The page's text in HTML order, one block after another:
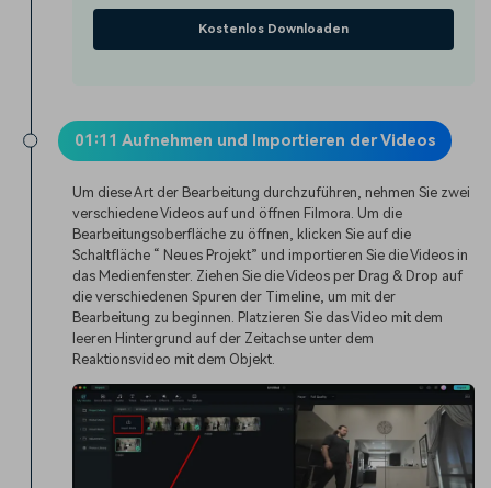
Kostenlos Downloaden
01:11 Aufnehmen und Importieren der Videos
Um diese Art der Bearbeitung durchzuführen, nehmen Sie zwei
verschiedene Videos auf und öffnen Filmora. Um die
Bearbeitungsoberfläche zu öffnen, klicken Sie auf die
Schaltfläche “ Neues Projekt” und importieren Sie die Videos in
das Medienfenster. Ziehen Sie die Videos per Drag & Drop auf
die verschiedenen Spuren der Timeline, um mit der
Bearbeitung zu beginnen. Platzieren Sie das Video mit dem
leeren Hintergrund auf der Zeitachse unter dem
Reaktionsvideo mit dem Objekt.